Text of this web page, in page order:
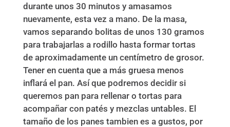
durante unos 30 minutos y amasamos
nuevamente, esta vez a mano. De la masa,
vamos separando bolitas de unos 130 gramos
para trabajarlas a rodillo hasta formar tortas
de aproximadamente un centímetro de grosor.
Tener en cuenta que a más gruesa menos
inflará el pan. Así que podremos decidir si
queremos pan para rellenar o tortas para
acompañar con patés y mezclas untables. El
tamaño de los panes tambien es a gustos, por